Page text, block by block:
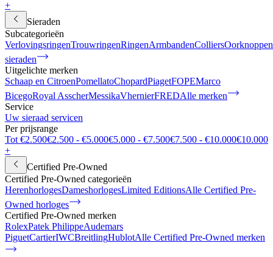
+
Sieraden
Subcategorieën
VerlovingsringenTrouwringenRingenArmbandenColliersOorknoppen
sieraden
Uitgelichte merken
Schaap en CitroenPomellatoChopardPiagetFOPEMarco
BicegoRoyal AsscherMessikaVhernierFREDAlle merken
Service
Uw sieraad servicen
Per prijsrange
Tot €2.500€2.500 - €5.000€5.000 - €7.500€7.500 - €10.000€10.000
+
Certified Pre-Owned
Certified Pre-Owned categorieën
HerenhorlogesDameshorlogesLimited EditionsAlle Certified Pre-
Owned horloges
Certified Pre-Owned merken
RolexPatek PhilippeAudemars
PiguetCartierIWCBreitlingHublotAlle Certified Pre-Owned merken